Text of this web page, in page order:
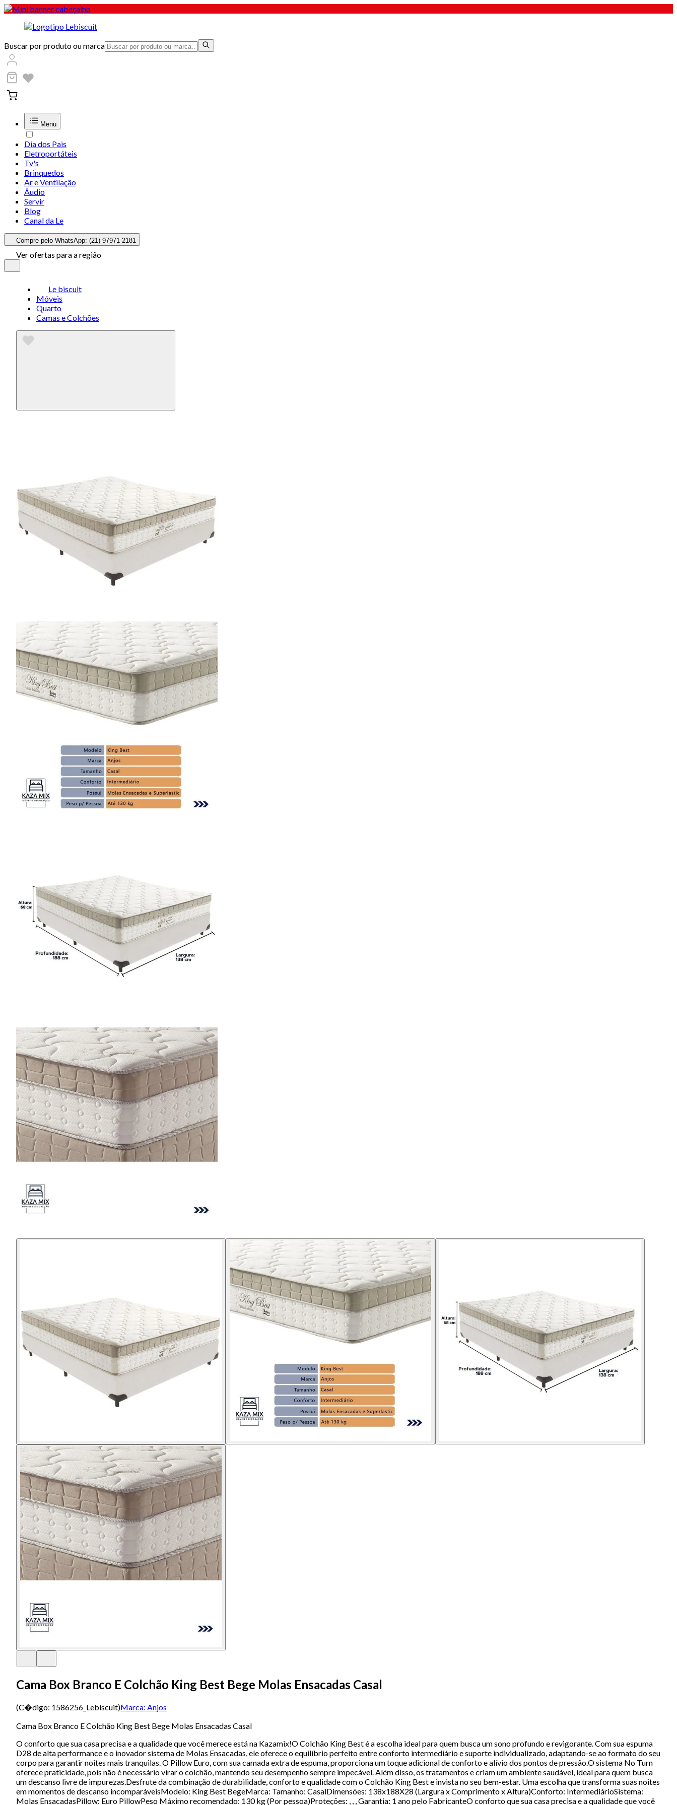
Buscar por produto ou marca
Menu
Dia dos Pais
Eletroportáteis
Tv's
Brinquedos
Ar e Ventilação
Áudio
Servir
Blog
Canal da Le
Compre pelo WhatsApp: (21) 97971-2181
Ver ofertas para a região
Le biscuit
Móveis
Quarto
Camas e Colchões
Cama Box Branco E Colchão King Best Bege Molas Ensacadas Casal
(C�digo: 1586256_Lebiscuit)Marca: Anjos
Cama Box Branco E Colchão King Best Bege Molas Ensacadas Casal
O conforto que sua casa precisa e a qualidade que você merece está na Kazamix!O Colchão King Best é a escolha ideal para quem busca um sono profundo e revigorante. Com sua espuma
D28 de alta performance e o inovador sistema de Molas Ensacadas, ele oferece o equilíbrio perfeito entre conforto intermediário e suporte individualizado, adaptando-se ao formato do seu
corpo para garantir noites mais tranquilas. O Pillow Euro, com sua camada extra de espuma, proporciona um toque adicional de conforto e alívio dos pontos de pressão.O sistema No Turn
oferece praticidade, pois não é necessário virar o colchão, mantendo seu desempenho sempre impecável. Além disso, os tratamentos e criam um ambiente saudável, ideal para quem busca
um descanso livre de impurezas.Desfrute da combinação de durabilidade, conforto e qualidade com o Colchão King Best e invista no seu bem-estar. Uma escolha que transforma suas noites
em momentos de descanso incomparáveisModelo: King Best BegeMarca: Tamanho: CasalDimensões: 138x188X28 (Largura x Comprimento x Altura)Conforto: IntermediárioSistema:
Molas EnsacadasPillow: Euro PillowPeso Máximo recomendado: 130 kg (Por pessoa)Proteções: , , , Garantia: 1 ano pelo FabricanteO conforto que sua casa precisa e a qualidade que você